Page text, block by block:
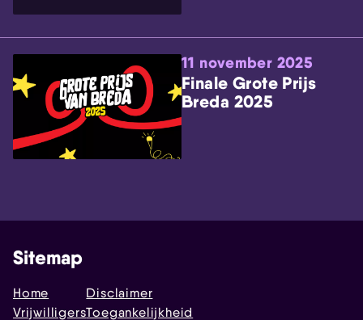
11 november 2025
Finale Grote Prijs
Breda 2025
Sitemap
Home
Vrijwilligers
Disclaimer
Toegankelijkheid